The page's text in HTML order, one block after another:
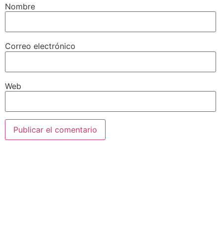
Nombre
Correo electrónico
Web